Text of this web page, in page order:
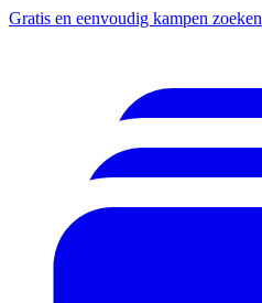
Gratis en eenvoudig kampen zoeken